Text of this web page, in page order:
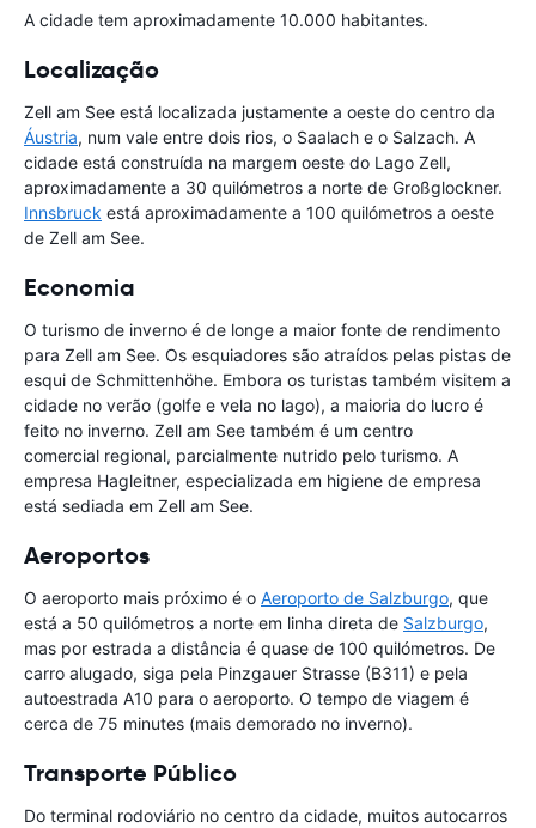
A cidade tem aproximadamente 10.000 habitantes.
Localização
Zell am See está localizada justamente a oeste do centro da
Áustria, num vale entre dois rios, o Saalach e o Salzach. A
cidade está construída na margem oeste do Lago Zell,
aproximadamente a 30 quilómetros a norte de Großglockner.
Innsbruck está aproximadamente a 100 quilómetros a oeste
de Zell am See.
Economia
O turismo de inverno é de longe a maior fonte de rendimento
para Zell am See. Os esquiadores são atraídos pelas pistas de
esqui de Schmittenhöhe. Embora os turistas também visitem a
cidade no verão (golfe e vela no lago), a maioria do lucro é
feito no inverno. Zell am See também é um centro
comercial regional, parcialmente nutrido pelo turismo. A
empresa Hagleitner, especializada em higiene de empresa
está sediada em Zell am See.
Aeroportos
O aeroporto mais próximo é o Aeroporto de Salzburgo, que
está a 50 quilómetros a norte em linha direta de Salzburgo,
mas por estrada a distância é quase de 100 quilómetros. De
carro alugado, siga pela Pinzgauer Strasse (B311) e pela
autoestrada A10 para o aeroporto. O tempo de viagem é
cerca de 75 minutes (mais demorado no inverno).
Transporte Público
Do terminal rodoviário no centro da cidade, muitos autocarros